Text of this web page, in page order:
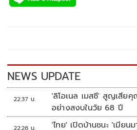
e
k
tt p
k
NEWS UPDATE
22:37 น.
'ลิโอเนล เมสซี' สูญเสีย
อย่างสงบในวัย 68 ปี
22:26 น.
'ไทย' เปิดบ้านชนะ 'เมีย